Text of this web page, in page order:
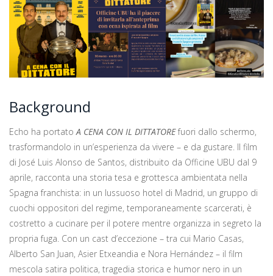
Background
Echo ha portatoA CENA CON IL DITTATOREfuori dallo schermo,
trasformandolo in un’esperienza da vivere – e da gustare. Il film
di José Luis Alonso de Santos, distribuito da Officine UBU dal 9
aprile, racconta una storia tesa e grottesca ambientata nella
Spagna franchista: in un lussuoso hotel di Madrid, un gruppo di
cuochi oppositori del regime, temporaneamente scarcerati, è
costretto a cucinare per il potere mentre organizza in segreto la
propria fuga. Con un cast d’eccezione – tra cui Mario Casas,
Alberto San Juan, Asier Etxeandia e Nora Hernández – il film
mescola satira politica, tragedia storica e humor nero in un